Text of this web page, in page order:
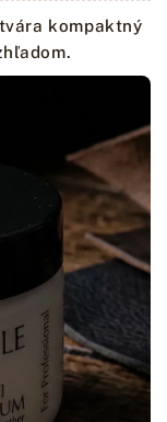
kompaktný